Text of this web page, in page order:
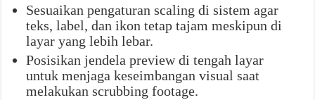
Sesuaikan pengaturan scaling di sistem agar
teks, label, dan ikon tetap tajam meskipun di
layar yang lebih lebar.
Posisikan jendela preview di tengah layar
untuk menjaga keseimbangan visual saat
melakukan scrubbing footage.